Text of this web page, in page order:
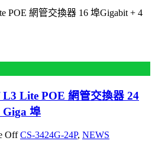
POE 網管交換器 16 埠Gigabit + 4
Lite POE 網管交換器 24
埠
Off CS-3424G-24P, NEWS